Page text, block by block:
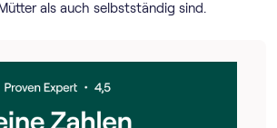
als auch selbstständig sind.